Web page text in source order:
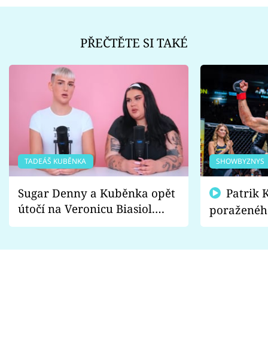
PŘEČTĚTE SI TAKÉ
TADEÁŠ KUBĚNKA
Sugar Denny a Kuběnka opět
útočí na Veronicu Biasiol.
Proč je podle nich falešná a
SHOWBYZNYS
fanoušci